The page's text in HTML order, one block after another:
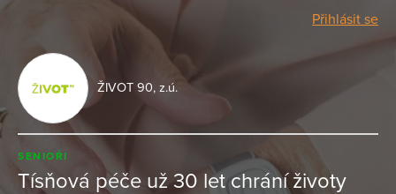
Přihlásit se
ŽIVOT 90, z.ú.
SENIOŘI
Tísňová péče už 30 let chrání životy